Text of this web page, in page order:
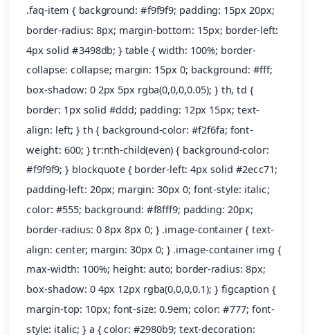
.faq-item { background: #f9f9f9; padding: 15px 20px;
border-radius: 8px; margin-bottom: 15px; border-left:
4px solid #3498db; } table { width: 100%; border-
collapse: collapse; margin: 15px 0; background: #fff;
box-shadow: 0 2px 5px rgba(0,0,0,0.05); } th, td {
border: 1px solid #ddd; padding: 12px 15px; text-
align: left; } th { background-color: #f2f6fa; font-
weight: 600; } tr:nth-child(even) { background-color:
#f9f9f9; } blockquote { border-left: 4px solid #2ecc71;
padding-left: 20px; margin: 30px 0; font-style: italic;
color: #555; background: #f8fff9; padding: 20px;
border-radius: 0 8px 8px 0; } .image-container { text-
align: center; margin: 30px 0; } .image-container img {
max-width: 100%; height: auto; border-radius: 8px;
box-shadow: 0 4px 12px rgba(0,0,0,0.1); } figcaption {
margin-top: 10px; font-size: 0.9em; color: #777; font-
style: italic; } a { color: #2980b9; text-decoration: